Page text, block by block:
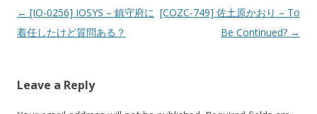
Post navigation
← [IO-0256] IOSYS – 鎮守府に
着任したけど質問ある？
[COZC-749] 佐土原かおり – To
Be Continued? →
Leave a Reply